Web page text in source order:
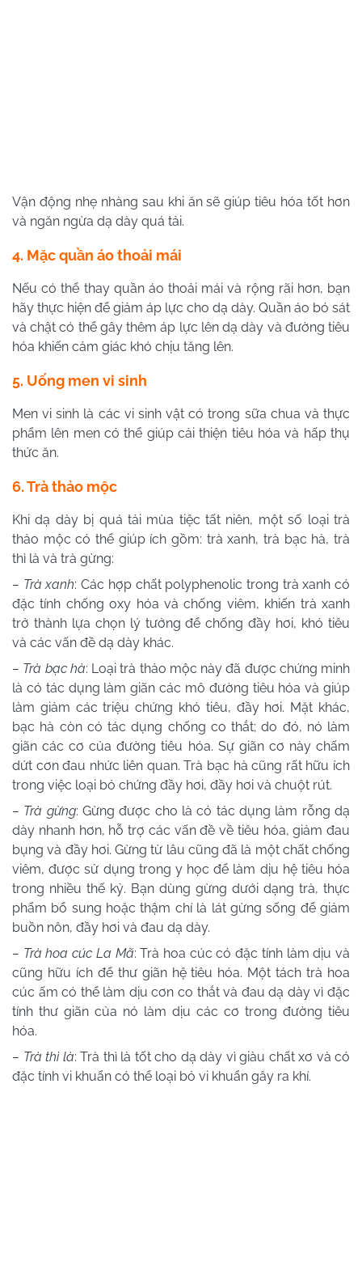
Vận động nhẹ nhàng sau khi ăn sẽ giúp tiêu hóa tốt hơn
và ngăn ngừa dạ dày quá tải.
4. Mặc quần áo thoải mái
Nếu có thể thay quần áo thoải mái và rộng rãi hơn, bạn
hãy thực hiện để giảm áp lực cho dạ dày. Quần áo bó sát
và chật có thể gây thêm áp lực lên dạ dày và đường tiêu
hóa khiến cảm giác khó chịu tăng lên.
5. Uống men vi sinh
Men vi sinh là các vi sinh vật có trong sữa chua và thực
phẩm lên men có thể giúp cải thiện tiêu hóa và hấp thụ
thức ăn.
6. Trà thảo mộc
Khi dạ dày bị quá tải mùa tiệc tất niên, một số loại trà
thảo mộc có thể giúp ích gồm: trà xanh, trà bạc hà, trà
thì là và trà gừng:
– Trà xanh: Các hợp chất polyphenolic trong trà xanh có
đặc tính chống oxy hóa và chống viêm, khiến trà xanh
trở thành lựa chọn lý tưởng để chống đầy hơi, khó tiêu
và các vấn đề dạ dày khác.
– Trà bạc hà: Loại trà thảo mộc này đã được chứng minh
là có tác dụng làm giãn các mô đường tiêu hóa và giúp
làm giảm các triệu chứng khó tiêu, đầy hơi. Mặt khác,
bạc hà còn có tác dụng chống co thắt; do đó, nó làm
giãn các cơ của đường tiêu hóa. Sự giãn cơ này chấm
dứt cơn đau nhức liên quan. Trà bạc hà cũng rất hữu ích
trong việc loại bỏ chứng đầy hơi, đầy hơi và chuột rút.
– Trà gừng: Gừng được cho là có tác dụng làm rỗng dạ
dày nhanh hơn, hỗ trợ các vấn đề về tiêu hóa, giảm đau
bụng và đầy hơi. Gừng từ lâu cũng đã là một chất chống
viêm, được sử dụng trong y học để làm dịu hệ tiêu hóa
trong nhiều thế kỷ. Bạn dùng gừng dưới dạng trà, thực
phẩm bổ sung hoặc thậm chí là lát gừng sống để giảm
buồn nôn, đầy hơi và đau dạ dày.
– Trà hoa cúc La Mã: Trà hoa cúc có đặc tính làm dịu và
cũng hữu ích để thư giãn hệ tiêu hóa. Một tách trà hoa
cúc ấm có thể làm dịu cơn co thắt và đau dạ dày vì đặc
tính thư giãn của nó làm dịu các cơ trong đường tiêu
hóa.
– Trà thì là: Trà thì là tốt cho dạ dày vì giàu chất xơ và có
đặc tính vi khuẩn có thể loại bỏ vi khuẩn gây ra khí.